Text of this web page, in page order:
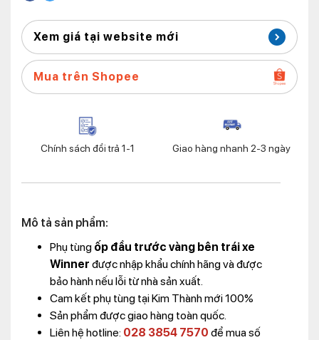
Xem giá tại website mới
Mua trên Shopee
Chính sách đổi trả 1-1 Giao hàng nhanh 2-3 ngày
Mô tả sản phẩm:
Phụ tùng ốp đầu trước vàng bên trái xe
Winner được nhập khẩu chính hãng và được
bảo hành nếu lỗi từ nhà sản xuất.
Cam kết phụ tùng tại Kim Thành mới 100%
Sản phẩm được giao hàng toàn quốc.
Liên hệ hotline: 028 3854 7570 để mua số